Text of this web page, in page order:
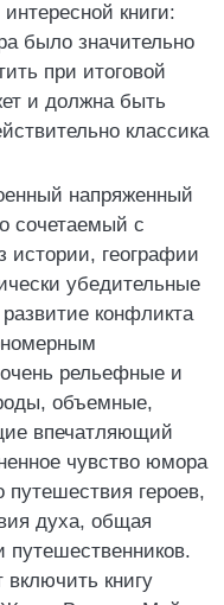
книги:
было значительно
при итоговой
и должна быть
классика
напряженный
сочетаемый с
истории, географии
убедительные
конфликта
рельефные и
объемные,
впечатляющий
чувство юмора
путешествия героев,
духа, общая
путешественников.
включить книгу